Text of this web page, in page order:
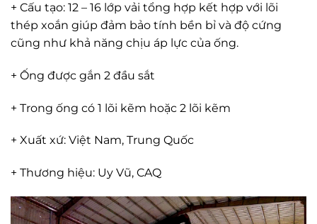
+ Cấu tạo: 12 – 16 lớp vải tổng hợp kết hợp với lõi
thép xoắn giúp đảm bảo tính bền bỉ và độ cứng
cũng như khả năng chịu áp lực của ống.
+ Ống được gắn 2 đầu sắt
+ Trong ống có 1 lõi kẽm hoặc 2 lõi kẽm
+ Xuất xứ: Việt Nam, Trung Quốc
+ Thương hiệu: Uy Vũ, CAQ